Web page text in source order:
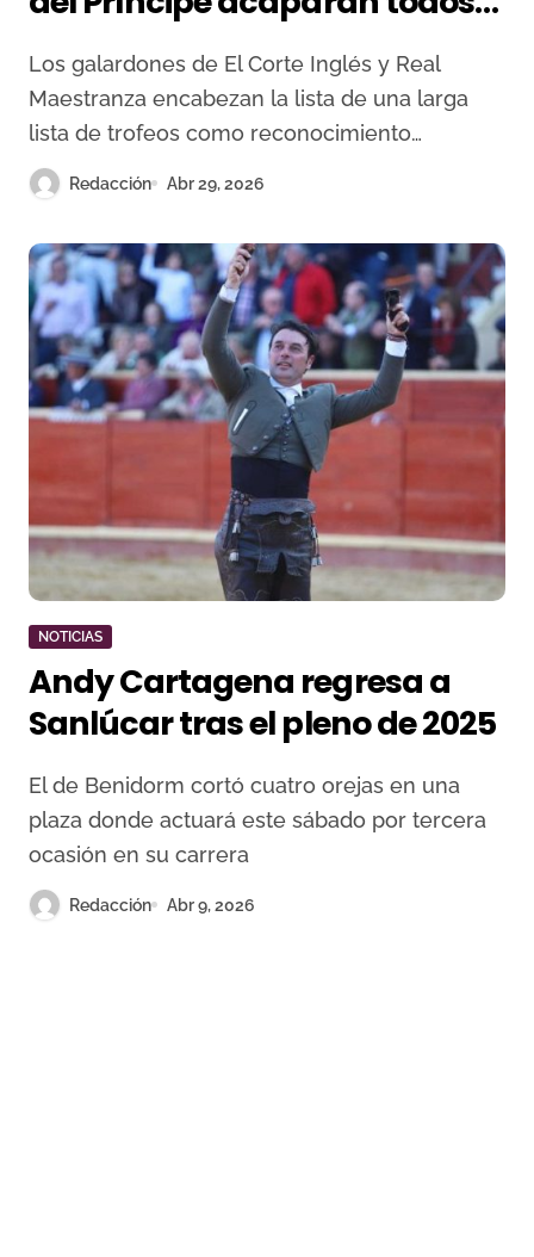
los premios de rejones en
Sevilla
Los galardones de El Corte Inglés y Real
Maestranza encabezan la lista de una larga
lista de trofeos como reconocimiento…
Redacción Abr 29, 2026
NOTICIAS
Andy Cartagena regresa a
Sanlúcar tras el pleno de 2025
El de Benidorm cortó cuatro orejas en una
plaza donde actuará este sábado por tercera
ocasión en su carrera
Redacción Abr 9, 2026